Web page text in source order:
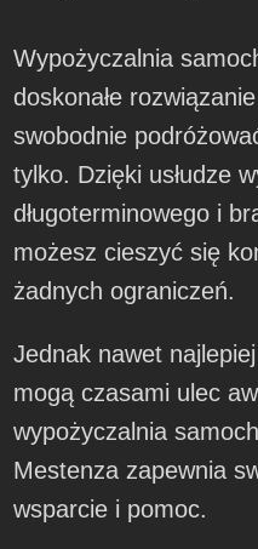
Wypożyczalnia
doskonałe
swobodnie
tylko. Dzięki usłudze
długoterminowego i
możesz cieszyć się
żadnych ograniczeń.
Jednak nawet
mogą czasami ulec
wypożyczalnia
Mestenza zapewnia
wsparcie i pomoc.